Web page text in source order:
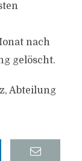
nach
gelöscht.
Abteilung